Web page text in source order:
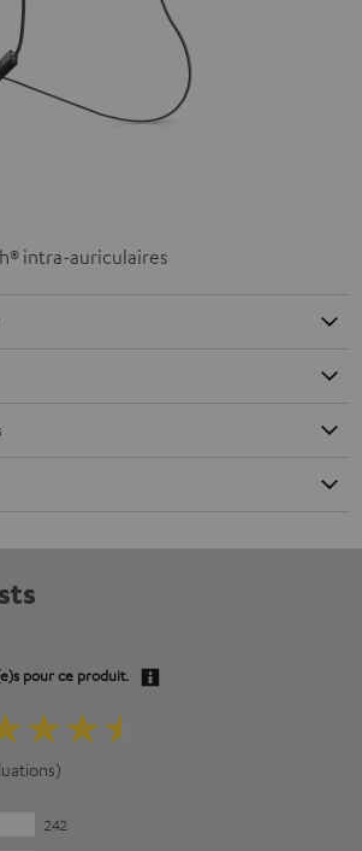
intra-auriculaires
pour ce produit.
242